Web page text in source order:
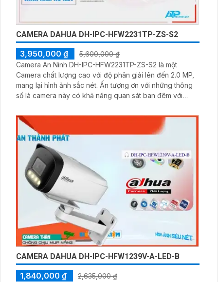
CAMERA DAHUA DH-IPC-HFW2231TP-ZS-S2
3,950,000 ₫
5,600,000 ₫
Camera An Ninh DH-IPC-HFW2231TP-ZS-S2 là một
Camera chất lượng cao với độ phân giải lên đến 2.0 MP,
mang lại hình ảnh sắc nét. Ấn tượng ơn với những thông
số là camera này có khả năng quan sát ban đêm với
dụng công nghệ hình ảnh IP POE, camera này cung cấp
chất lượng hình ảnh sắc nét và ổn định
CAMERA DAHUA DH-IPC-HFW1239V-A-LED-B
1,840,000 ₫
2,635,000 ₫